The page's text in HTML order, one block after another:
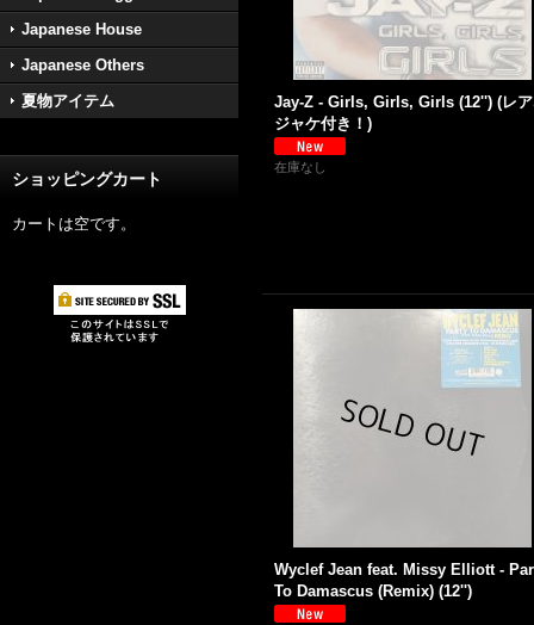
Japanese House
Japanese Others
夏物アイテム
ショッピングカート
カートは空です。
Jay-Z - Girls, Girls, Girls (12'') (レ
ジャケ付き！)
在庫なし
Wyclef Jean feat. Missy Elliott -
To Damascus (Remix) (12'')